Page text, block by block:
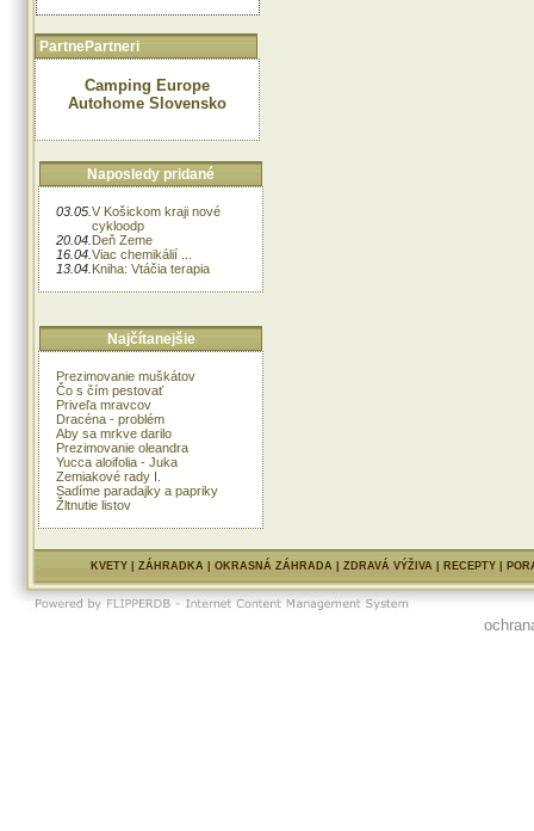
PartnePartneri
Camping Europe
Autohome Slovensko
Naposledy pridané
03.05. V Košickom kraji nové
cykloodp
20.04. Deň Zeme
16.04. Viac chemikálií ...
13.04. Kniha: Vtáčia terapia
Najčítanejšie
Prezimovanie muškátov
Čo s čím pestovať
Priveľa mravcov
Dracéna - problém
Aby sa mrkve darilo
Prezimovanie oleandra
Yucca aloifolia - Juka
Zemiakové rady I.
Sadíme paradajky a papriky
Žltnutie listov
KVETY| ZÁHRADKA| OKRASNÁ ZÁHRADA| ZDRAVÁ VÝŽIVA| RECEPTY|